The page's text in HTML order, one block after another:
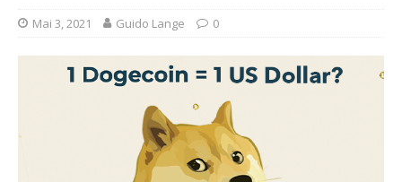
Mai 3, 2021 Guido Lange 0